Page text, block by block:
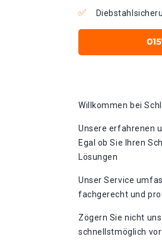
Willkommen bei
Unsere erfahrenen
Egal ob Sie Ihren
Lösungen
Unser Service
fachgerecht und
Zögern Sie nicht
schnellstmöglich